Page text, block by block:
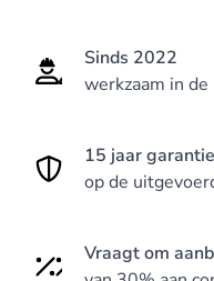
Sinds 2022
werkzaam in de
15 jaar garantie
op de
Vraagt om